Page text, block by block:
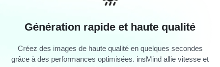
Génération rapide et haute qualité
Créez des images de haute qualité en quelques secondes
grâce à des performances optimisées. insMind allie vitesse et